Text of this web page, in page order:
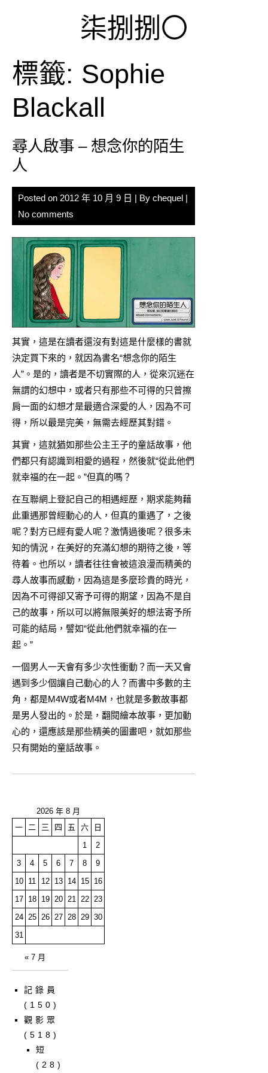
柒捌捌〇
標籤: Sophie
Blackall
尋人啟事 – 想念你的陌生
人
Posted on 2012 年 10 月 9 日 | By chequel |
No comments
其實，這是在讀者還沒有對這是什麼樣的書就
決定買下來的，就因為書名“想念你的陌生
人”。是的，讀者是不切實際的人，從來沉迷在
無謂的幻想中，或者只有那些不可得的只曾擦
肩一面的幻想才是最適合深愛的人，因為不可
得，所以最是完美，無需去經歷其對錯。
其實，這就猶如那些公主王子的童話故事，他
們都只有認識到相愛的過程，然後就“從此他們
就幸福的在一起。”但真的嗎？
在互聯網上登記自己的相遇經歷，期求能夠藉
此重遇那曾經動心的人，但真的重遇了，之後
呢？對方已經有愛人呢？激情過後呢？很多未
知的情況，在美好的充滿幻想的期待之後，等
待着。也所以，讀者往往會被這浪漫而精美的
尋人故事而感動，因為這是多麼珍貴的時光，
因為不可得卻又寄予可得的期望，因為不是自
己的故事，所以可以將無限美好的想法寄予所
可能的結局，譬如“從此他們就幸福的在一
起。”
一個男人一天會有多少次性衝動？而一天又會
遇到多少個讓自己動心的人？而書中多數的主
角，都是M4W或者M4M，也就是多數故事都
是男人發出的。於是，翻閱繪本故事，更加動
心的，還應該是那些精美的圖畫吧，就如那些
只有開始的童話故事。
2026 年 8 月
一
二 三 四 五 六
日
1
2
3
4 5 6 7 8
9
10
11 12 13 14 15
16
17
18 19 20 21 22
23
24
25 26 27 28 29 30
31
« 7 月
記錄員
(150)
觀影眾
(518)
短
(28)